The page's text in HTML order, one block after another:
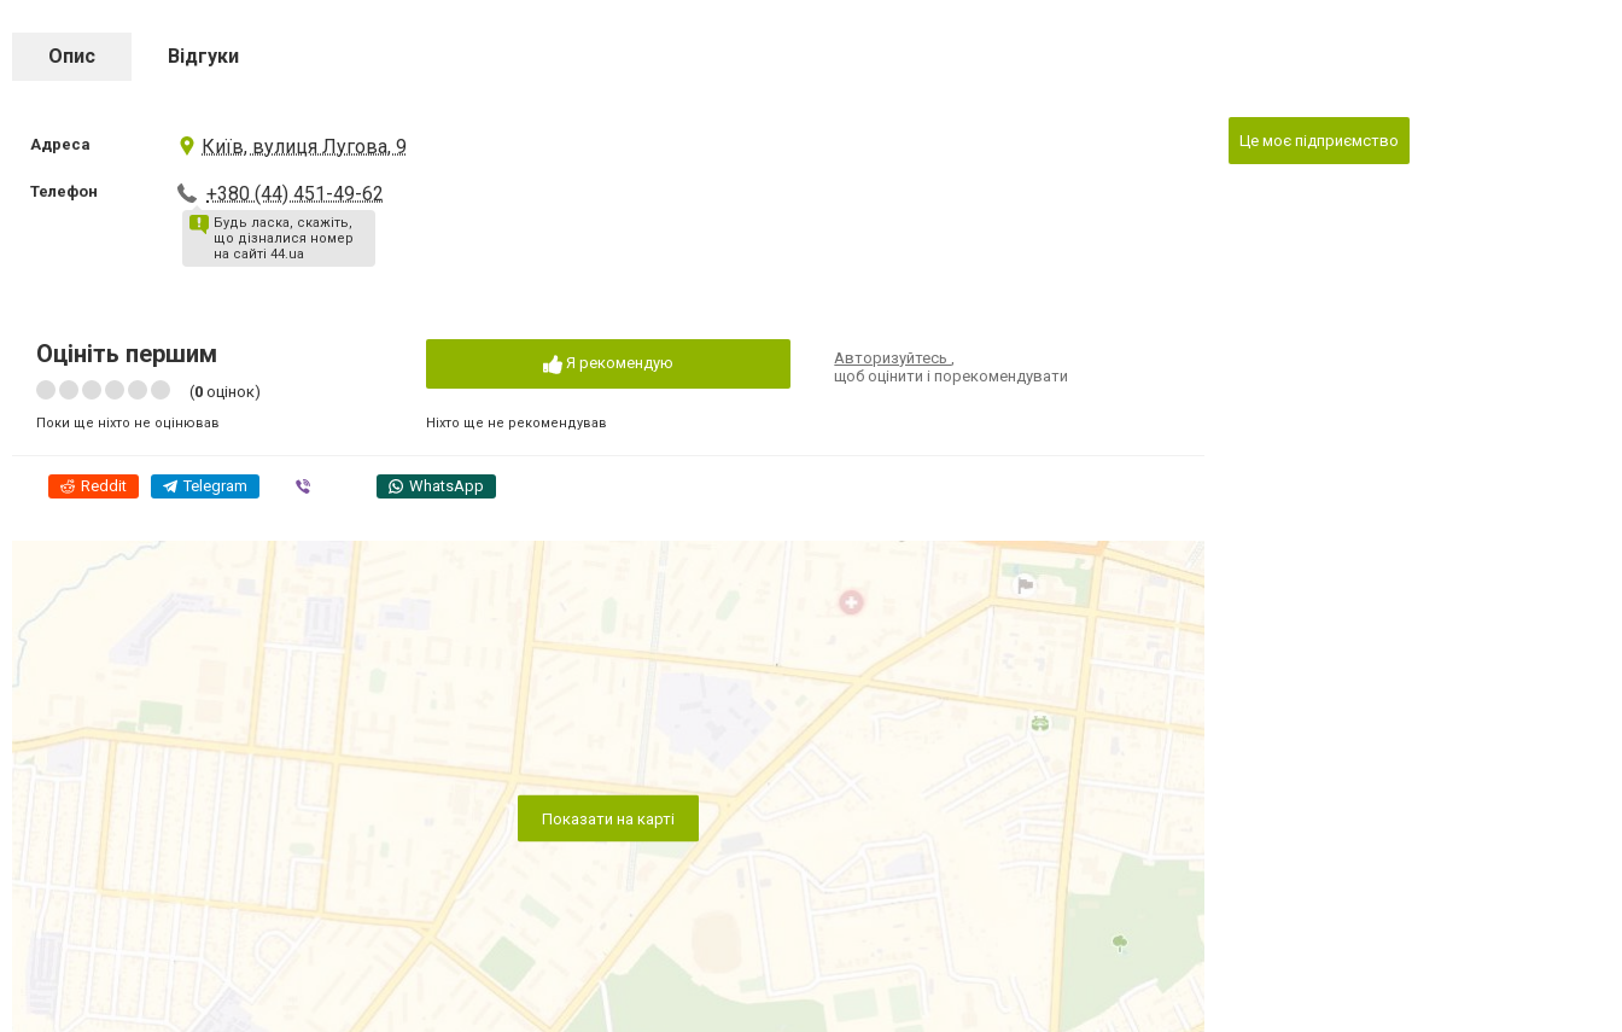
Опис Відгуки
Адреса Київ, вулиця Лугова, 9
Телефон +380 (44) 451-49-62
Будь ласка, скажіть,
що дізналися номер
на сайті 44.ua
Оцініть першим
(0 оцінок)
Поки ще ніхто не оцінював
Я рекомендую
Ніхто ще не рекомендував
Авторизуйтесь,
щоб оцінити і порекомендувати
Reddit Telegram WhatsApp
Показати на карті
Це моє підприємство